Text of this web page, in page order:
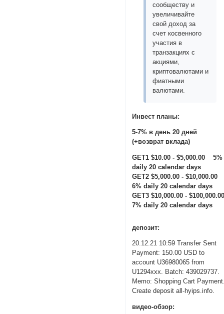
сообществу и
увеличивайте
свой доход за
счет косвенного
участия в
транзакциях с
акциями,
криптовалютами и
фиатными
валютами.
Инвест планы:
5-7% в день 20 дней
(+возврат вклада)
GET1 $10.00 - $5,000.00 5%
daily 20 calendar days
GET2 $5,000.00 - $10,000.00
6% daily 20 calendar days
GET3 $10,000.00 -
7% daily 20 calendar days
депозит:
20.12.21 10:59 Transfer Sent
Payment: 150.00 USD to
account U36980065 from
U1294xxx. Batch: 439029737.
Memo: Shopping Cart
Create deposit all-hyips.info.
видео-обзор: